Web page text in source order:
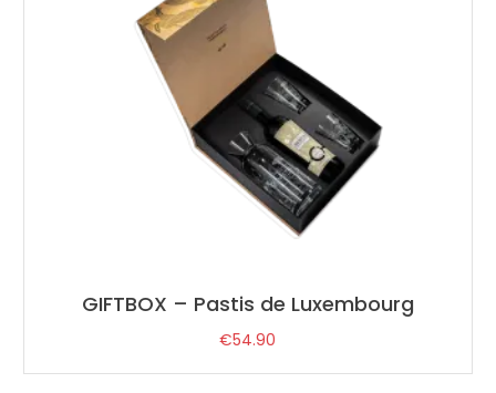
GIFTBOX – Pastis de Luxembourg
€54.90